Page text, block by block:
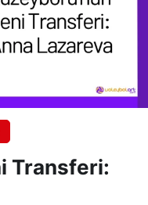
Transferi: